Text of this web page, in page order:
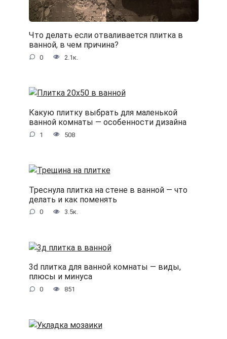
Что делать если отваливается плитка в
ванной, в чем причина?
0 2.1к.
Какую плитку выбрать для маленькой
ванной комнаты — особенности дизайна
1 508
Треснула плитка на стене в ванной — что
делать и как поменять
0 3.5к.
3d плитка для ванной комнаты — виды,
плюсы и минуса
0 851